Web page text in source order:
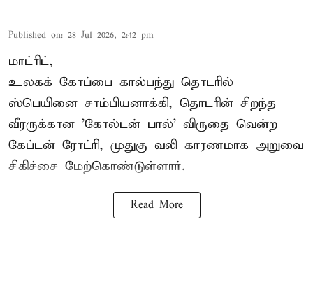
Published on: 28 Jul 2026, 2:42 pm
மாட்ரிட்,
உலகக் கோப்பை கால்பந்து தொடரில்
ஸ்பெயினை சாம்பியனாக்கி, தொடரின் சிறந்த
வீரருக்கான 'கோல்டன் பால்' விருதை வென்ற
கேப்டன் ரோட்ரி, முதுகு வலி காரணமாக அறுவை
சிகிச்சை மேற்கொண்டுள்ளார்.
Read More